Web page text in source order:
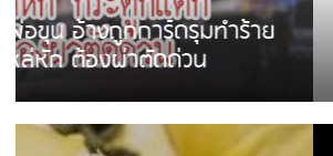
ชาวเน็ตสวดยับ! พบพม่าเร่ขา
หน้าพ่อขุนฯ พอไม่ซื้อเดินตาม